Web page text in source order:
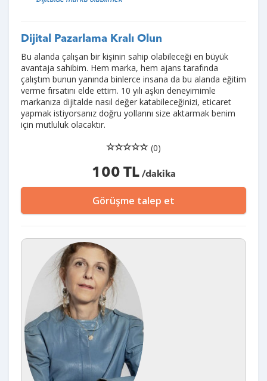
Dijital Pazarlama Kralı Olun
Bu alanda çalışan bir kişinin sahip olabileceği en büyük
avantaja sahibim. Hem marka, hem ajans tarafında
çalıştım bunun yanında binlerce insana da bu alanda eğitim
verme fırsatını elde ettim. 10 yılı aşkın deneyimimle
markanıza dijitalde nasıl değer katabileceğinizi, eticaret
yapmak istiyorsanız doğru yollarını size aktarmak benim
için mutluluk olacaktır.
(0)
100 TL/dakika
Görüşme talep et